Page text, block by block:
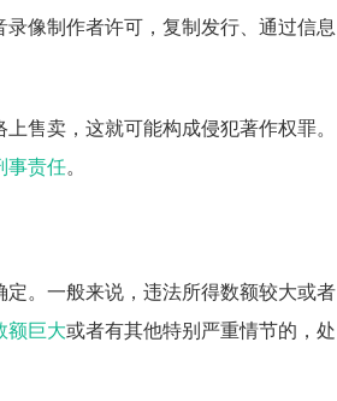
像制作者许可，复制发行、通过信息
售卖，这就可能构成侵犯著作权罪。
事责任。
定。一般来说，违法所得数额较大或者
额巨大或者有其他特别严重情节的，处